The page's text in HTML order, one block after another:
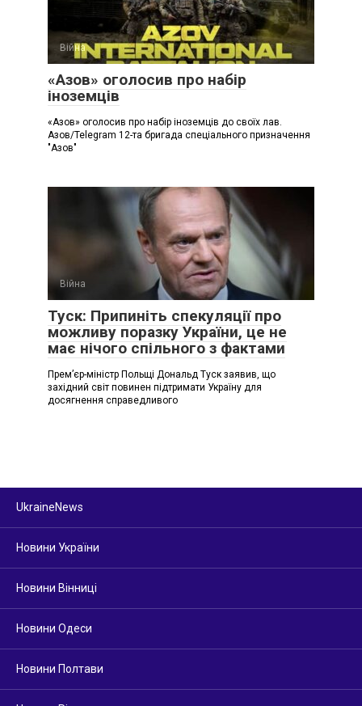
Війна
«Азов» оголосив про набір
іноземців
«Азов» оголосив про набір іноземців до своїх лав.
Азов/Telegram 12-та бригада спеціального призначення
"Азов"
Війна
Туск: Припиніть спекуляції про
можливу поразку України, це не
має нічого спільного з фактами
Премʼєр-міністр Польщі Дональд Туск заявив, що
західний світ повинен підтримати Україну для
досягнення справедливого
UkraineNews
Новини України
Новини Вінниці
Новини Одеси
Новини Полтави